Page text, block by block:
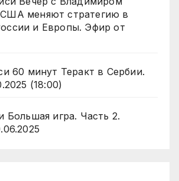
меняют стратегию в
и Европы. Эфир от
60 минут Теракт в Сербии.
(18:00)
Большая игра. Часть 2.